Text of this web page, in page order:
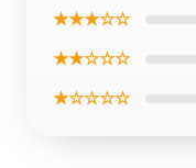
★★★☆☆
★★☆☆☆
★☆☆☆☆